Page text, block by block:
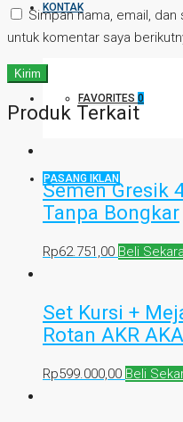
KONTAK
FAVORITES 0
PASANG IKLAN
Simpan nama, email,
untuk komentar saya
Produk Terkait
Semen Gresik
Tanpa Bongkar
Rp62.751,00 Beli
Set Kursi +
Rotan AKR
Rp599.000,00 Beli